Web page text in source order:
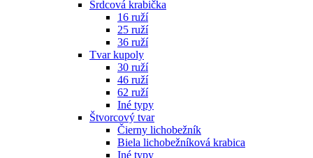
Srdcová krabička
16 ruží
25 ruží
36 ruží
Tvar kupoly
30 ruží
46 ruží
62 ruží
Iné typy
Štvorcový tvar
Čierny lichobežník
Biela lichobežníková krabica
Iné typy